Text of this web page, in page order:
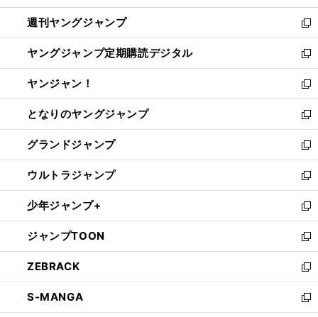
開
く
ウ
で
開
く
ン
ド
ウ
で
開
く
ウ
ィ
ン
ド
ウ
で
開
く
週刊ヤングジャンプ
新
し
い
ウ
ィ
ン
ド
ウ
で
開
く
ヤングジャンプ定期購読デジタル
新
し
い
ウ
ィ
ン
ド
ウ
で
開
く
ヤンジャン！
新
し
い
ウ
ィ
ン
ド
ウ
で
開
く
となりのヤングジャンプ
新
し
い
ウ
ィ
ン
ド
ウ
で
開
く
グランドジャンプ
新
し
い
ウ
ィ
ン
ド
ウ
で
開
く
ウルトラジャンプ
新
し
い
ウ
ィ
ン
ド
ウ
で
開
少年ジャンプ+
新
し
い
ウ
ィ
ン
ド
ウ
ジャンプTOON
新
し
い
ウ
ィ
ン
ZEBRACK
新
し
い
ウ
S-MANGA
新